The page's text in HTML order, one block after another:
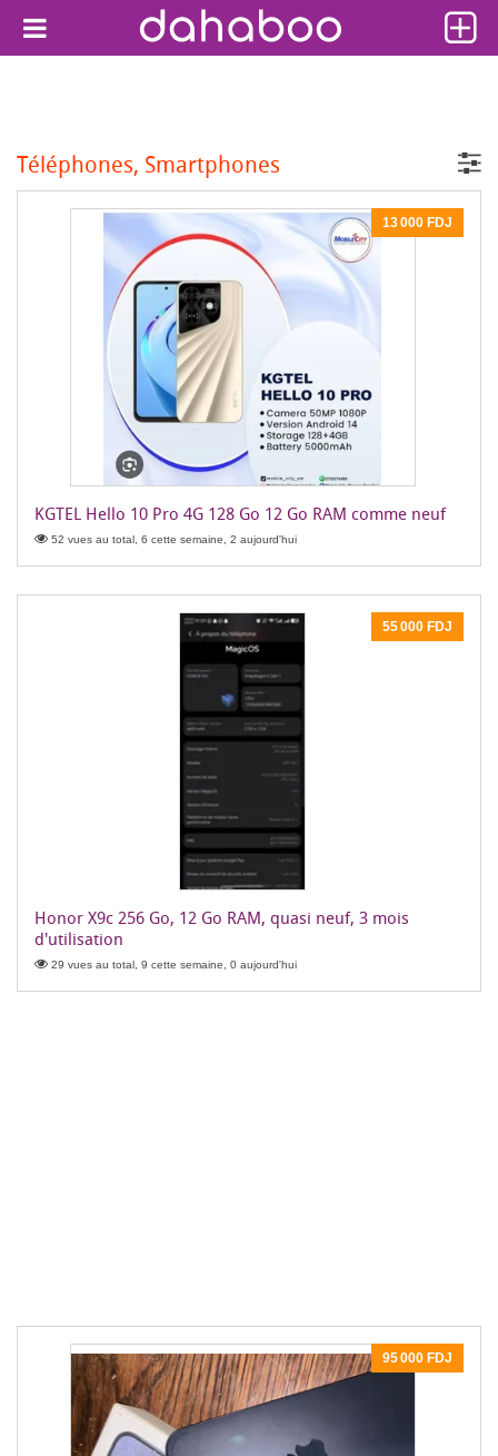
Téléphones, Smartphones
13 000 FDJ
KGTEL Hello 10 Pro 4G 128 Go 12 Go RAM comme neuf
52 vues au total, 6 cette semaine, 2 aujourd'hui
55 000 FDJ
Honor X9c 256 Go, 12 Go RAM, quasi neuf, 3 mois
d'utilisation
29 vues au total, 9 cette semaine, 0 aujourd'hui
95 000 FDJ